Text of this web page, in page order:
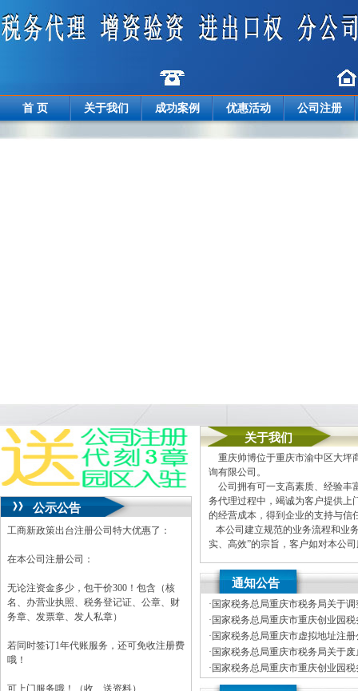
首 页 关于我们 成功案例 优惠活动 公司注册
公示公告
工商新政策出台注册公司特大优惠了：
在本公司注册公司：
无论注资金多少，包干价300！包含（核
名、办营业执照、税务登记证、公章、财
务章、发票章、发人私章）
若同时签订1年代账服务，还可免收注册费
哦！
可上门服务哦！（收、送资料）
关于我们
重庆帅博位于重庆市渝中区大坪
询有限公司。
公司拥有可一支高素质、经验丰
务代理过程中，竭诚为客户提供上
的经营成本，得到企业的支持与信
本公司建立规范的业务流程和业
实、高效”的宗旨，客户如对本公
本公司主要业务为：
A.免费提供工商及税务咨询服务
B.重庆公司新设立、变更、验资
C.代办重庆个体营业执照新设立
D.重庆进出口权代办（新设立、
E.协助一般纳税人申请
F.内资公司税务代理（新公司税
G.代理商标注册（设计及申请）
H.注册香港公司
通知公告
· 国家税务总局重庆市税务局关于
车行业纳税人征收管理方式的公司
· 国家税务总局重庆市重庆创业园税
开招聘事业单位工作人员体检公告
· 国家税务总局重庆市虚拟地址注册
年度拟录用公务员公示公告（第一
· 国家税务总局重庆市税务局关于
局重庆市税务局关于发布修订后的
· 国家税务总局重庆市重庆创业园税
开招聘事业单位工作人员笔试公告
国家税务总局重庆市税务局关于